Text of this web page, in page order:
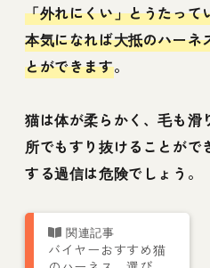
「外れにくい」とうたって
本気になれば大抵のハーネ
とができます。
猫は体が柔らかく、毛も滑
所でもすり抜けることがで
する過信は危険でしょう。
バイヤーおすすめ猫